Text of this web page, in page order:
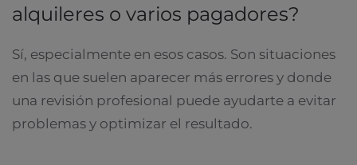
alquileres o varios pagadores?
Sí, especialmente en esos casos. Son situaciones
en las que suelen aparecer más errores y donde
una revisión profesional puede ayudarte a evitar
problemas y optimizar el resultado.